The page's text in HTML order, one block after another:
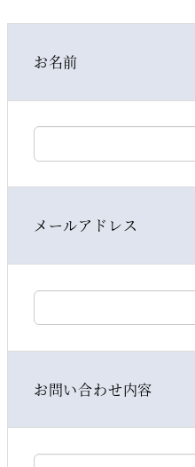
お名前
メールアドレス
お問い合わせ内容